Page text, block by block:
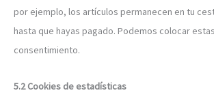
por ejemplo, los artículos permanecen en tu
hasta que hayas pagado. Podemos colocar
consentimiento.
5.2 Cookies de estadísticas